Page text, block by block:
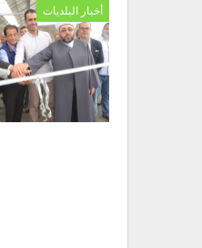
أخبار البلديات